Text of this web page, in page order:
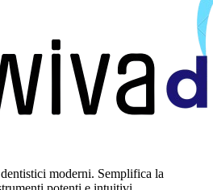
moderni. Semplifica la